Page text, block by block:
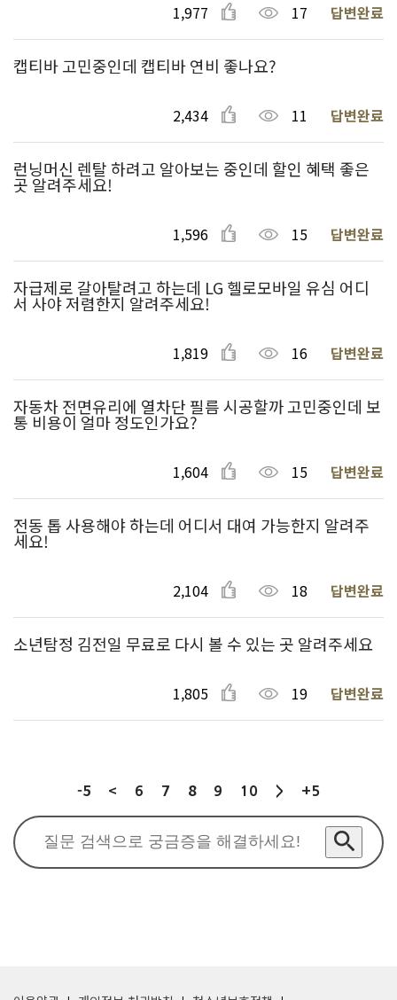
1,977 17 답변완료
캡티바 고민중인데 캡티바 연비 좋나요?
2,434 11 답변완료
런닝머신 렌탈 하려고 알아보는 중인데 할인 혜택 좋은
곳 알려주세요!
1,596 15 답변완료
자급제로 갈아탈려고 하는데 LG 헬로모바일 유심 어디
서 사야 저렴한지 알려주세요!
1,819 16 답변완료
자동차 전면유리에 열차단 필름 시공할까 고민중인데 보
통 비용이 얼마 정도인가요?
1,604 15 답변완료
전동 톱 사용해야 하는데 어디서 대여 가능한지 알려주
세요!
2,104 18 답변완료
소년탐정 김전일 무료로 다시 볼 수 있는 곳 알려주세요
1,805 19 답변완료
-5 < 6 7 8 9 10 > +5